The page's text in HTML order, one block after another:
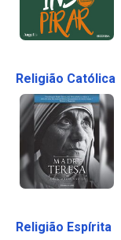
Religião Católica
Religião Espírita